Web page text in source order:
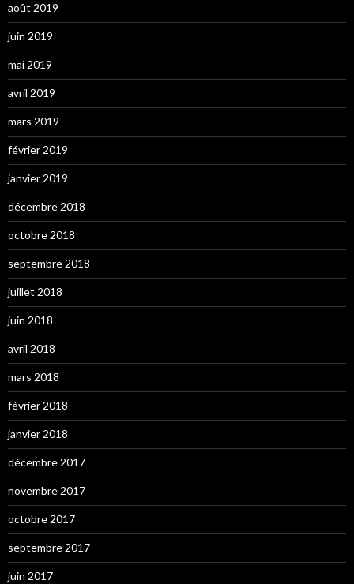
août 2019
juin 2019
mai 2019
avril 2019
mars 2019
février 2019
janvier 2019
décembre 2018
octobre 2018
septembre 2018
juillet 2018
juin 2018
avril 2018
mars 2018
février 2018
janvier 2018
décembre 2017
novembre 2017
octobre 2017
septembre 2017
juin 2017